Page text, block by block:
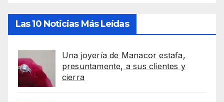
Las 10 Noticias Más Leídas
Una joyería de Manacor estafa,
presuntamente, a sus clientes y
cierra